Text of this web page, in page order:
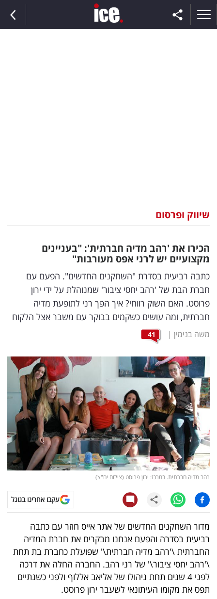
וצרכנות
דיגיטל
וטק
שיווק
ופרסום
משפט
מדדים
ומחקרים
דעות
רכילות
עסקית
קריפטו
ויראלי
טלוויזיה
עסקי
ספורט
קריירה
ולימודים
שיווק ופרסום
הכירו את 'רהב מדיה חברתית': "בעניינים
מקצועיים יש לרני אפס מעורבות"
כתבה רביעית בסדרת "השחקנים החדשים". הפעם עם
חברת הבת של 'רהב יחסי ציבור' שמנוהלת על ידי ירון
פרוסט. האם השוק רווחי? איך הפך רני לתופעת מדיה
חברתית, ומה עושים כשקמים בבוקר עם משבר אצל הלקוח
משה בנימין |
41
רהב מדיה חברתית. במרכז: ירון פרוסט (צילום יח"צ)
עקבו אחרינו בגוגל
מדור השחקנים החדשים של אתר אייס חוזר עם כתבה
רביעית בסדרה והפעם אנחנו מבקרים את חברת המדיה
החברתית \'רהב מדיה חברתית\' שפועלת כחברת בת תחת
\'רהב יחסי ציבור\' של רני רהב. החברה החלה את דרכה
לפני 4 שנים תחת ניהולו של
אליאב אללוף ולפני כשנתיים
תפס את מקומו העיתונאי לשעבר ירון פרוסט.